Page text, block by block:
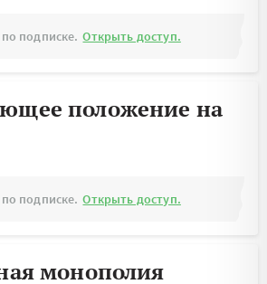
подписке. Открыть доступ.
положение на
подписке. Открыть доступ.
монополия